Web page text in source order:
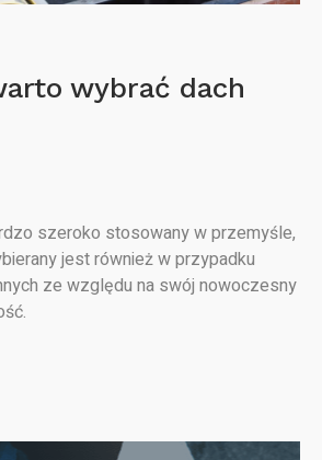
wybrać dach
szeroko stosowany w przemyśle,
jest również w przypadku
ze względu na swój nowoczesny